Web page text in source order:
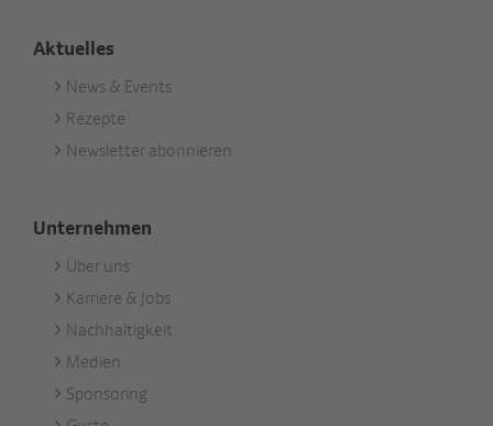
Aktuelles
Footer
Aktuell
News & Events
Rezepte
Newsletter abonnieren
Unternehmen
Footer
Unternehmen
Über uns
Karriere & Jobs
Nachhaltigkeit
Medien
Sponsoring